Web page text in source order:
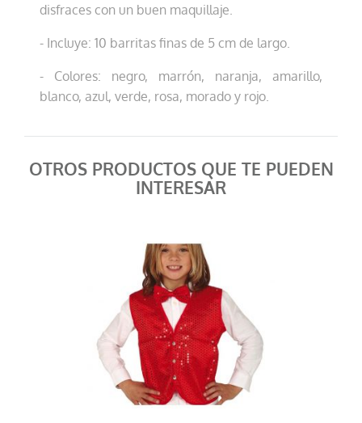
disfraces con un buen maquillaje.
- Incluye: 10 barritas finas de 5 cm de largo.
- Colores: negro, marrón, naranja, amarillo,
blanco, azul, verde, rosa, morado y rojo.
OTROS PRODUCTOS QUE TE PUEDEN
INTERESAR